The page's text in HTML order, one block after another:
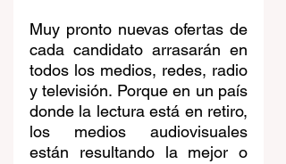
Muy pronto nuevas ofertas de
cada candidato arrasarán en
todos los medios, redes, radio
y televisión. Porque en un país
donde la lectura está en retiro,
los medios audiovisuales
están resultando la mejor o